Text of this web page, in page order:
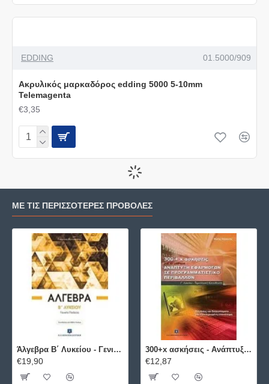
EDDING 01.5000/909
Ακρυλικός μαρκαδόρος edding 5000 5-10mm
Telemagenta
€3,35
ΜΕ ΤΙΣ ΠΕΡΙΣΣΌΤΕΡΕΣ ΠΡΟΒΟΛΈΣ
Άλγεβρα B΄ Λυκείου - Γενικής Παιδείας ΕΛΛΗΝΟΕΚΔΟΤΙΚΗ
€19,90
300+x ασκήσεις - Ανάπτυξη Εφαρμογών σε Προγραμματιστικό Περιβάλλον ΕΛΛΗΝΟΕΚΔΟΤΙΚΗ
€12,87